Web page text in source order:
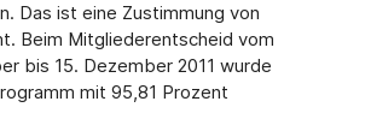
Das ist eine Zustimmung von
Beim Mitgliederentscheid vom
bis 15. Dezember 2011 wurde
mit 95,81 Prozent